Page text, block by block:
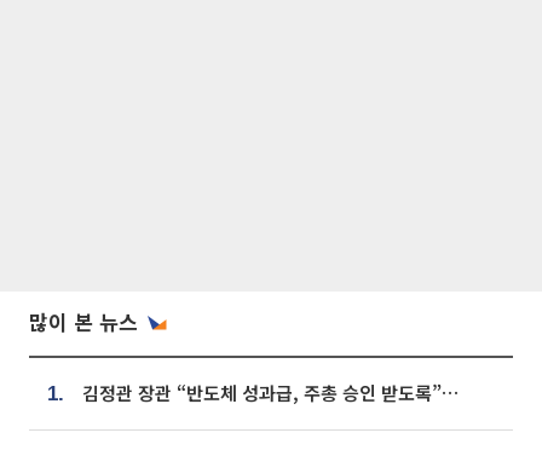
많이 본 뉴스
1. 김정관 장관 “반도체 성과급, 주총 승인 받도록”…상법·자본시장법 개정 시사